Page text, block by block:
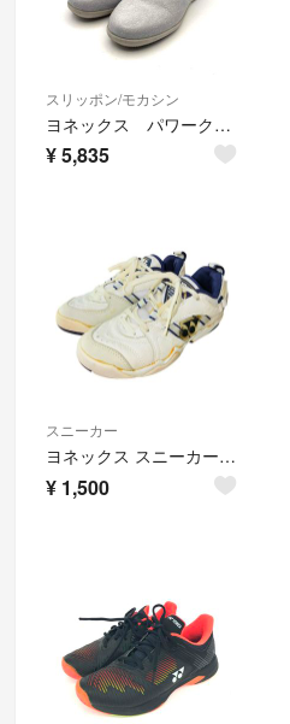
スリッポン/モカシン
ヨネックス パワークッシ 22.5cm シルバー系 スリッポン コンフォート
¥5,835
スニーカー
ヨネックス スニーカー SH9802 ホワイト 22.5cm 紐靴 レースアップ
¥ 1,500